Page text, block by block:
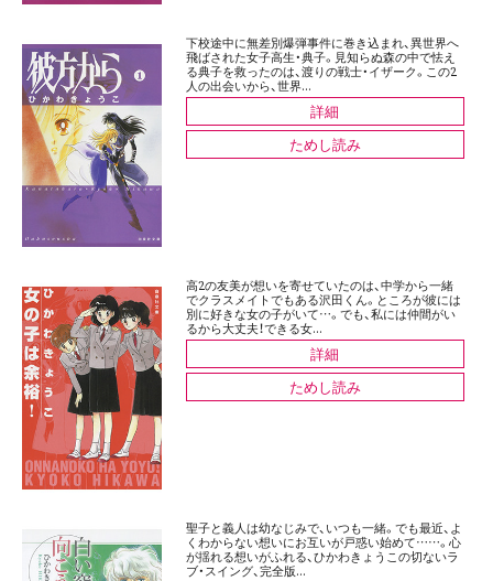
下校途中に無差別爆弾事件に巻き込まれ、異世界へ
飛ばされた女子高生・典子。見知らぬ森の中で怯え
る典子を救ったのは、渡りの戦士・イザーク。この2
人の出会いから、世界...
詳細
ためし読み
高2の友美が想いを寄せていたのは、中学から一緒
でクラスメイトでもある沢田くん。ところが彼には
別に好きな女の子がいて…。でも、私には仲間がい
るから大丈夫！できる女...
詳細
ためし読み
聖子と義人は幼なじみで、いつも一緒。でも最近、よ
くわからない想いにお互いが戸惑い始めて……。心
が揺れる想いがふれる、ひかわきょうこの切ないラ
ブ・スイング、完全版...